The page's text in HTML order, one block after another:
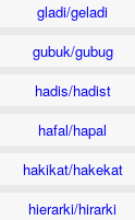
gladi/geladi
gubuk/gubug
hadis/hadist
hafal/hapal
hakikat/hakekat
hierarki/hirarki